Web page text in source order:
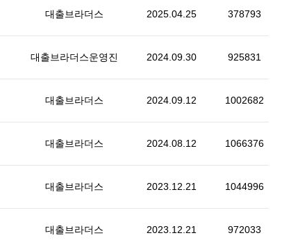
대출브라더스 2025.04.25 378793
대출브라더스운영진 2024.09.30 925831
대출브라더스 2024.09.12 1002682
대출브라더스 2024.08.12 1066376
대출브라더스 2023.12.21 1044996
대출브라더스 2023.12.21 972033